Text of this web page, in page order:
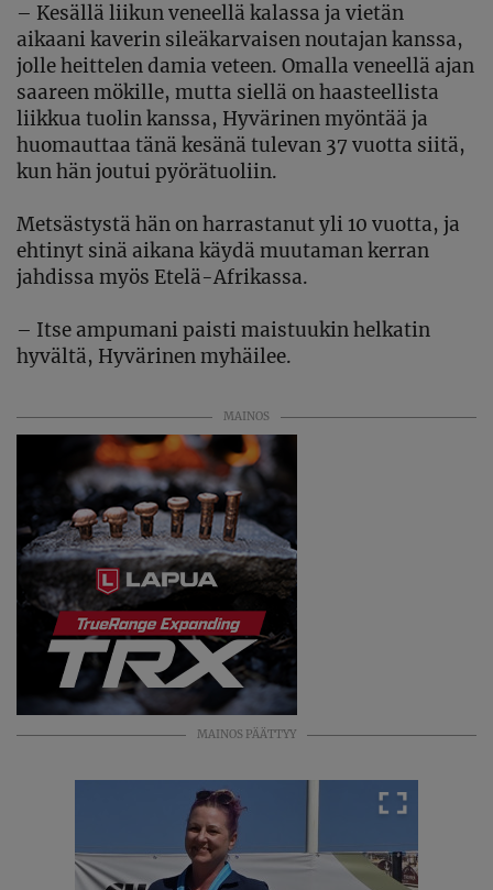
– Kesällä liikunveneellä kalassa ja vietän
aikaani kaverin sileäkarvaisen noutajankanssa,
jolle heittelendamia veteen. Omalla veneellä ajan
saareen mökille, mutta siellä onhaasteellista
liikkua tuolin kanssa, Hyvärinen myöntää ja
huomauttaa tänä kesänä tulevan 37 vuotta siitä,
kun hän joutui pyörätuoliin.
Metsästystä hän on harrastanut yli 10 vuotta, ja
ehtinyt sinä aikana käydä muutaman kerran
jahdissa myös Etelä-Afrikassa.
– Itse ampumani paisti maistuukin helkatin
hyvältä, Hyvärinen myhäilee.
MAINOS
MAINOS PÄÄTTYY